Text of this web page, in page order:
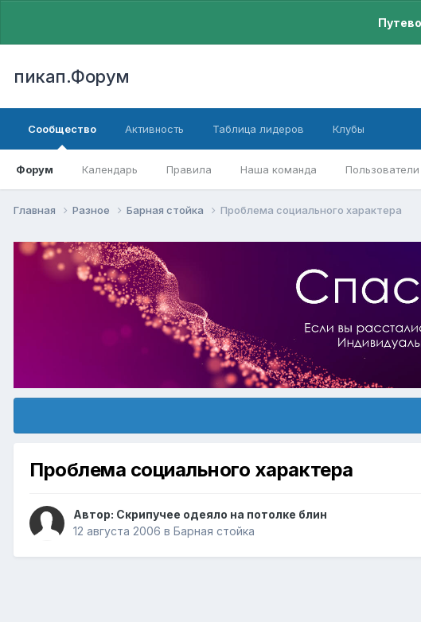
пикап.Форум
Сообщество
Форум Календарь Правила Наша команда
Активность Таблица лидеров Клубы
Главная Разное Барная стойка Проблема социального характера
Проблема социального характера
Автор: Скрипучее одеяло на потолке блин
12 августа 2006 в Барная стойка